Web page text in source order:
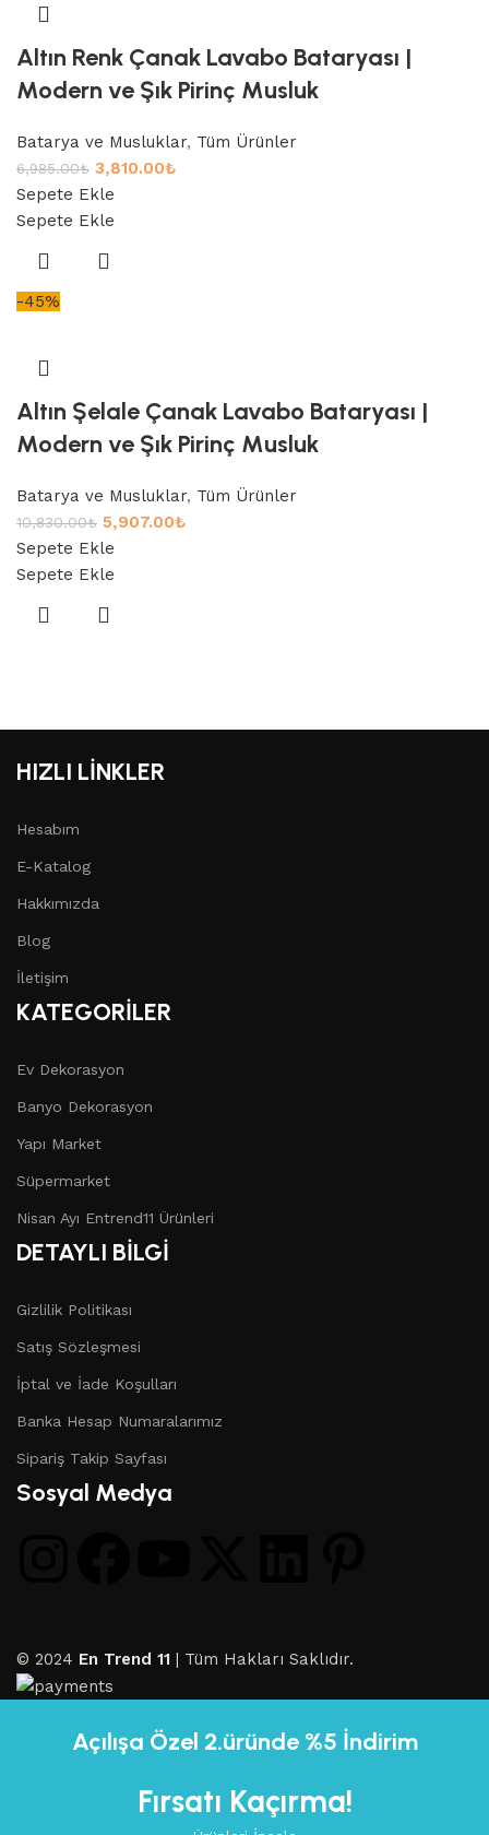
Altın Renk Çanak Lavabo Bataryası |
Modern ve Şık Pirinç Musluk
Batarya ve Musluklar, Tüm Ürünler
6,985.00₺ 3,810.00₺
Sepete Ekle
Sepete Ekle
-45%
Altın Şelale Çanak Lavabo Bataryası |
Modern ve Şık Pirinç Musluk
Batarya ve Musluklar, Tüm Ürünler
10,830.00₺ 5,907.00₺
Sepete Ekle
Sepete Ekle
HIZLI LİNKLER
Hesabım
E-Katalog
Hakkımızda
Blog
İletişim
KATEGORİLER
Ev Dekorasyon
Banyo Dekorasyon
Yapı Market
Süpermarket
Nisan Ayı Entrend11 Ürünleri
DETAYLI BİLGİ
Gizlilik Politikası
Satış Sözleşmesi
İptal ve İade Koşulları
Banka Hesap Numaralarımız
Sipariş Takip Sayfası
Sosyal Medya
© 2024 En Trend 11 | Tüm Hakları Saklıdır.
Açılışa Özel 2.üründe %5 İndirim
Fırsatı Kaçırma!